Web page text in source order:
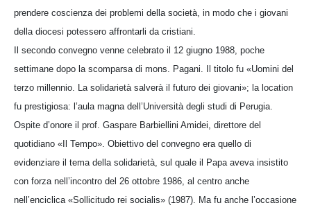
prendere coscienza dei problemi della società, in modo che i giovani
della diocesi potessero affrontarli da cristiani.
Il secondo convegno venne celebrato il 12 giugno 1988, poche
settimane dopo la scomparsa di mons. Pagani. Il titolo fu «Uomini del
terzo millennio. La solidarietà salverà il futuro dei giovani»; la location
fu prestigiosa: l’aula magna dell’Università degli studi di Perugia.
Ospite d’onore il prof. Gaspare Barbiellini Amidei, direttore del
quotidiano «Il Tempo». Obiettivo del convegno era quello di
evidenziare il tema della solidarietà, sul quale il Papa aveva insistito
con forza nell’incontro del 26 ottobre 1986, al centro anche
nell’enciclica «Sollicitudo rei socialis» (1987). Ma fu anche l’occasione